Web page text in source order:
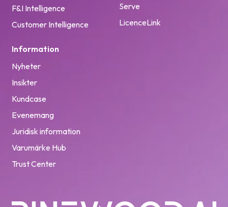
F&I Intelligence
Customer Intelligence
Serve
LicenceLink
Information
Nyheter
Insikter
Kundcase
Evenemang
Juridisk information
Varumärke Hub
Trust Center